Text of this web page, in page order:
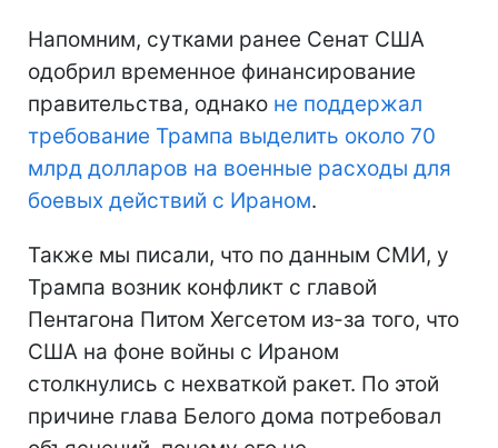
Напомним, сутками ранее Сенат США
одобрил временное финансирование
правительства, однако не поддержал
требование Трампа выделить около 70
млрд долларов на военные расходы для
боевых действий с Ираном.
Также мы писали, что по данным СМИ, у
Трампа возник конфликт с главой
Пентагона Питом Хегсетом из-за того, что
США на фоне войны с Ираном
столкнулись с нехваткой ракет. По этой
причине глава Белого дома потребовал